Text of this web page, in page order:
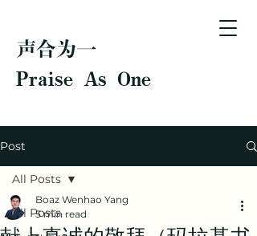
声合为一
Praise As One
Post
All Posts
All Posts
Boaz Wenhao Yang
5 min read